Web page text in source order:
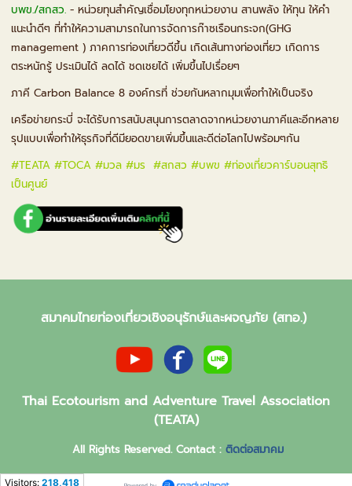
บพข./สกสว. - หน่วยทุนสำคัญเชื่อมโยงทุกหน่วยงาน สานพลัง ให้ทุน ให้คำ
แนะนำดีๆ ที่ทำให้ความสามารถในการจัดการก๊าซเรือนกระจก(GHG
management ) ภาคการท่องเที่ยวดีขึ้น เกิดเส้นทางท่องเที่ยว เกิดการ
ตระหนักรู้ ประเมินได้ ลดได้ ชดเชยได้ เพิ่มขึ้นไปเรื่อยๆ
ภาคี Carbon Balance 8 องค์กรที่ ช่วยกันหลากมุมเพื่อทำให้เป็นจริง
เครือข่ายกระบี่ จะได้รับการสนับสนุนการตลาดจากหน่วยงานภาคีและอีกหลาย
รุปแบบเพื่อทำให้ธุรกิจที่ดีมียอดขายเพิ่มขึ้นและดีต่อโลกไปพร้อมๆกัน
#TEATA #TOCA #มวล #มร #สกสว #บพข #ท่องเที่ยวคาร์บอนสุทธิ
เป็นศูนย์
สมาคมไทยท่องเที่ยวเชิงอนุรักษ์และผจญภัย (สทอ.)
Thai Ecotourism and Adventure Travel Association
(TEATA)
All Rights Reserved. Contact : ติดต่อสมาคม
Visitors: 218,418